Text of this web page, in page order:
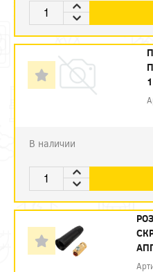
В наличии